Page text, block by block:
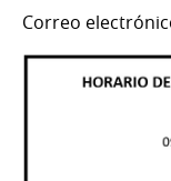
Correo